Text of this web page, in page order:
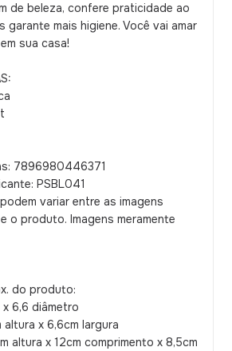
de beleza, confere praticidade ao
garante mais higiene. Você vai amar
sua casa!
7896980446371
PSBL041
variar entre as imagens
o produto. Imagens meramente
do produto:
x 6,6 diâmetro
altura x 6,6cm largura
altura x 12cm comprimento x 8,5cm